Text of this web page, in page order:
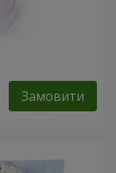
Замовити